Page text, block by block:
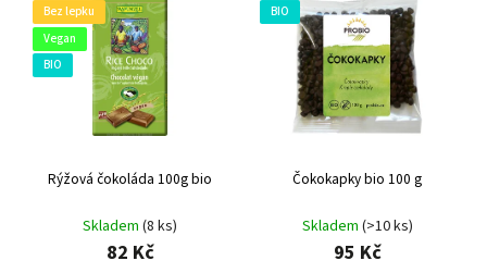
Abecedně
Bez lepku
Vegan
BIO
Rýžová čokoláda 100g bio
Skladem (8 ks)
82 Kč
BIO
Čokokapky bio 100 g
Skladem (>10 ks)
95 Kč